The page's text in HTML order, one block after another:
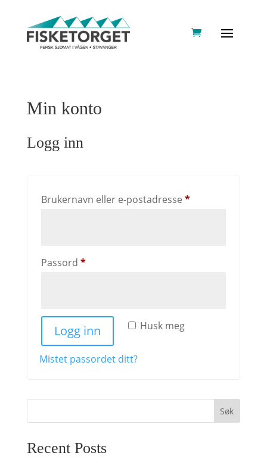
Min konto
Logg inn
Brukernavn eller e-postadresse *Påkrevd
Passord *Påkrevd
Husk meg
Logg inn
Mistet passordet ditt?
Søk
Recent Posts